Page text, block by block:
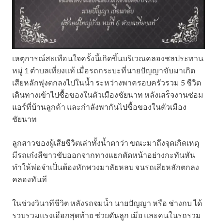
เหตุการณ์สะเทือนใจครั้งนี้เกิดขึ้นบริเวณคลองชลประทาน
หมู่ 1 ตำบลเที่ยงแท้ เมื่อรถกระบะที่นายปัญญาขับมาเกิด
เสียหลักพุ่งตกลงไปในน้ำ ระหว่างพาครอบครัวรวม 5 ชีวิต
เดินทางเข้าไปซื้อของในตัวเมืองชัยนาท หลังเสร็จงานซ่อม
แอร์ที่บ้านลูกค้า และกำลังพากันไปซื้อของในตัวเมือง
ชัยนาท
ลูกสาวของผู้เสียชีวิตเล่าทั้งน้ำตาว่า ขณะมาถึงจุดเกิดเหตุ
มีรถเก๋งสีขาวขับออกจากทางแยกตัดหน้าอย่างกะทันหัน
ทำให้พ่อจำเป็นต้องหักพวงมาลัยหลบ จนรถเสียหลักตกลง
คลองทันที
ในช่วงวินาทีชีวิต หลังรถจมน้ำ นายปัญญา หรือ ช่างกบ ได้
รวบรวมแรงเฮือกสุดท้าย ช่วยดันลูก เมีย และคนในรถรวม